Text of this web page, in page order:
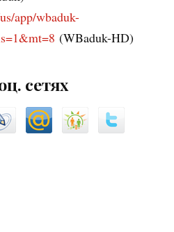
app/wbaduk-
(WBaduk-HD)
сетях